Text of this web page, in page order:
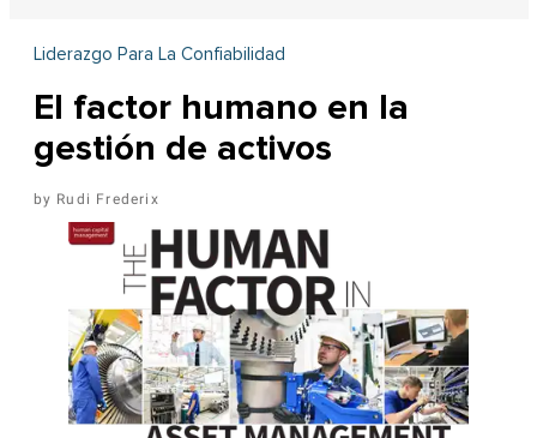
Liderazgo Para La Confiabilidad
El factor humano en la
gestión de activos
Rudi Frederix